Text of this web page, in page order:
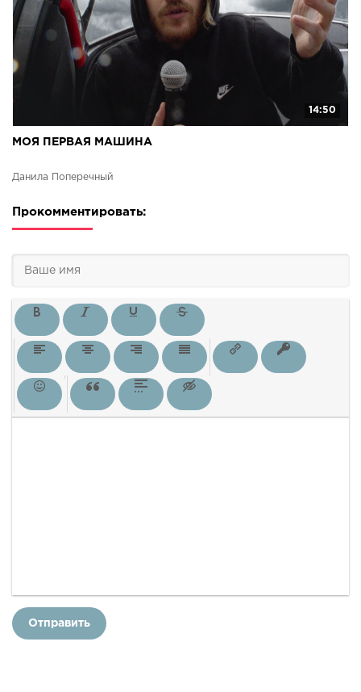
14:50
МОЯ ПЕРВАЯ МАШИНА
Данила Поперечный
Прокомментировать:
Отправить